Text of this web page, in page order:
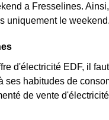
a Fresselines.
uniquement le weekend.
d'électricité EDF, il
ses habitudes de
de vente